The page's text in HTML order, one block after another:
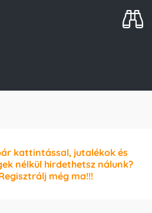
kattintással, jutalékok és
nélkül hirdethetsz nálunk?
még ma!!!